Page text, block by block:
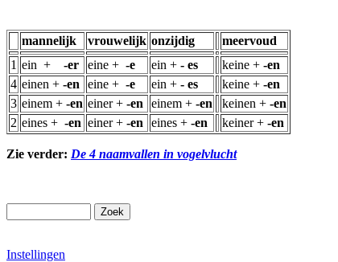
mannelijk vrouwelijk onzijdig
meervoud
1 ein + -er eine + -e ein + - es keine + -en
4 einen + -en eine + -e ein + - es keine + -en
3 einem + -en einer + -en einem + -en keinen + -en
2 eines + -en einer + -en eines + -en keiner + -en
Zie verder: De 4 naamvallen in vogelvlucht
Instellingen